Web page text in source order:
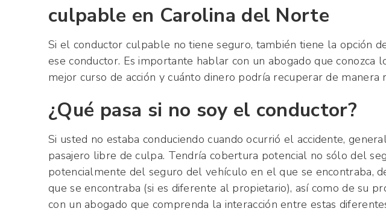
culpable en Carolina del Norte
Si el conductor culpable no tiene seguro, también tiene la opción
ese conductor. Es importante hablar con un abogado que conozca
mejor curso de acción y cuánto dinero podría recuperar de manera
¿Qué pasa si no soy el conductor?
Si usted no estaba conduciendo cuando ocurrió el accidente,
pasajero libre de culpa. Tendría cobertura potencial no sólo del
potencialmente del seguro del vehículo en el que se encontraba,
que se encontraba (si es diferente al propietario), así como de su
con un abogado que comprenda la interacción entre estas